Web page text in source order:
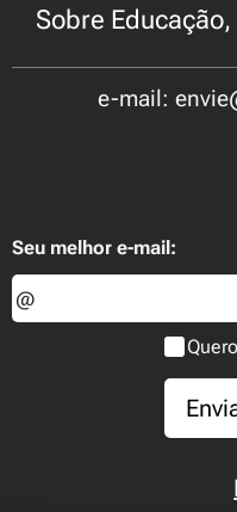
Sobre
e-mail:
Seu melhor e-mail: